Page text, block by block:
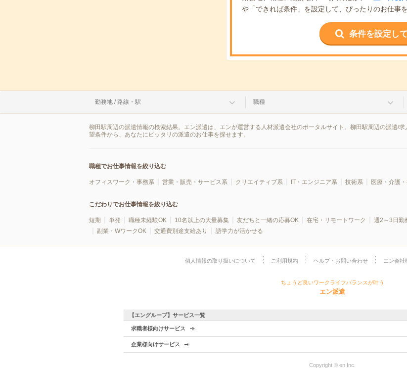
や「できれば条件」を設定して、ぴったりのお仕事
条件を設定し
勤務地 / 路線・駅 職種
柳田駅周辺の派遣情報の検索結果。エン派遣は、エンが運営する人材派遣会社のポータルサイト。柳田駅周辺の派遣/
望条件から、あなたにピッタリの派遣のお仕事を探せます。
職種でお仕事情報を絞り込む
オフィスワーク・事務系 営業・販売・サービス系 クリエイティブ系 IT・エンジニア系 技術系 医療・介護
こだわりでお仕事情報を絞り込む
短期 単発 職種未経験OK 10名以上の大量募集 友だちと一緒の応募OK 在宅・リモートワーク 週2～3日勤
副業・WワークOK
交通費別途支給あり 語学力が活かせる
個人情報の取り扱いについて ご利用規約 ヘルプ・お問い合わせ エン会社
ちょうど良いワークライフバランスが叶う
エン派遣
【エングループ】サービス一覧
求職者様向けサービス
企業様向けサービス
Copyright © en Inc.